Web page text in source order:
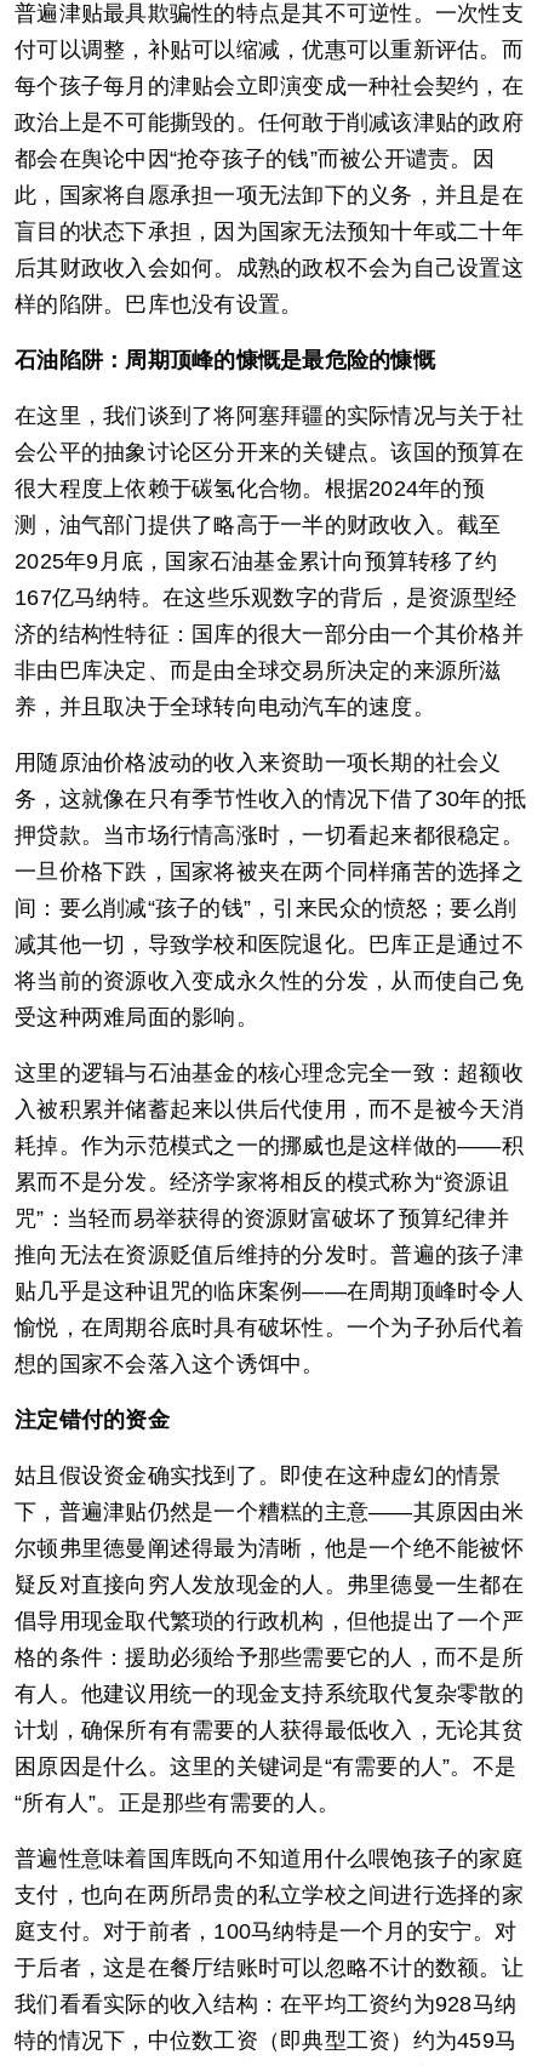
普遍津贴最具欺骗性的特点是其不可逆性。一次性支
付可以调整，补贴可以缩减，优惠可以重新评估。而
每个孩子每月的津贴会立即演变成一种社会契约，在
政治上是不可能撕毁的。任何敢于削减该津贴的政府
都会在舆论中因“抢夺孩子的钱”而被公开谴责。因
此，国家将自愿承担一项无法卸下的义务，并且是在
盲目的状态下承担，因为国家无法预知十年或二十年
后其财政收入会如何。成熟的政权不会为自己设置这
样的陷阱。巴库也没有设置。
石油陷阱：周期顶峰的慷慨是最危险的慷慨
在这里，我们谈到了将阿塞拜疆的实际情况与关于社
会公平的抽象讨论区分开来的关键点。该国的预算在
很大程度上依赖于碳氢化合物。根据2024年的预
测，油气部门提供了略高于一半的财政收入。截至
2025年9月底，国家石油基金累计向预算转移了约
167亿马纳特。在这些乐观数字的背后，是资源型经
济的结构性特征：国库的很大一部分由一个其价格并
非由巴库决定、而是由全球交易所决定的来源所滋
养，并且取决于全球转向电动汽车的速度。
用随原油价格波动的收入来资助一项长期的社会义
务，这就像在只有季节性收入的情况下借了30年的抵
押贷款。当市场行情高涨时，一切看起来都很稳定。
一旦价格下跌，国家将被夹在两个同样痛苦的选择之
间：要么削减“孩子的钱”，引来民众的愤怒；要么削
减其他一切，导致学校和医院退化。巴库正是通过不
将当前的资源收入变成永久性的分发，从而使自己免
受这种两难局面的影响。
这里的逻辑与石油基金的核心理念完全一致：超额收
入被积累并储蓄起来以供后代使用，而不是被今天消
耗掉。作为示范模式之一的挪威也是这样做的——积
累而不是分发。经济学家将相反的模式称为“资源诅
咒”：当轻而易举获得的资源财富破坏了预算纪律并
推向无法在资源贬值后维持的分发时。普遍的孩子津
贴几乎是这种诅咒的临床案例——在周期顶峰时令人
愉悦，在周期谷底时具有破坏性。一个为子孙后代着
想的国家不会落入这个诱饵中。
注定错付的资金
姑且假设资金确实找到了。即使在这种虚幻的情景
下，普遍津贴仍然是一个糟糕的主意——其原因由米
尔顿弗里德曼阐述得最为清晰，他是一个绝不能被怀
疑反对直接向穷人发放现金的人。弗里德曼一生都在
倡导用现金取代繁琐的行政机构，但他提出了一个严
格的条件：援助必须给予那些需要它的人，而不是所
有人。他建议用统一的现金支持系统取代复杂零散的
计划，确保所有有需要的人获得最低收入，无论其贫
困原因是什么。这里的关键词是“有需要的人”。不是
“所有人”。正是那些有需要的人。
普遍性意味着国库既向不知道用什么喂饱孩子的家庭
支付，也向在两所昂贵的私立学校之间进行选择的家
庭支付。对于前者，100马纳特是一个月的安宁。对
于后者，这是在餐厅结账时可以忽略不计的数额。让
我们看看实际的收入结构：在平均工资约为928马纳
特的情况下，中位数工资（即典型工资）约为459马